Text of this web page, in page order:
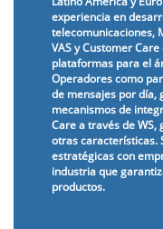
experiencia en
telecomunicaciones,
VAS y Customer
plataformas para el
Operadores como
de mensajes por día,
mecanismos de
Care a través de
otras características.
estratégicas con
industria que
productos.